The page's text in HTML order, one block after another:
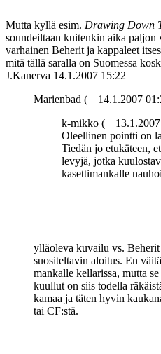
Mutta kyllä esim. Drawing Down
soundeiltaan kuitenkin aika paljon
varhainen Beherit ja kappaleet
mitä tällä saralla on Suomessa
J.Kanerva 14.1.2007 15:22
Marienbad (
14.1.2007
k-mikko (
Oleellinen pointti on
Tiedän jo etukäteen,
levyjä, jotka
kasettimankalle
ylläoleva kuvailu vs.
suositeltavin aloitus. En
mankalle kellarissa, mutta
kuullut on siis todella
kamaa ja täten hyvin
tai CF:stä.